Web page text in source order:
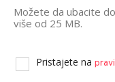
Možete da ubacite
više od 25 MB.
Pristajete na